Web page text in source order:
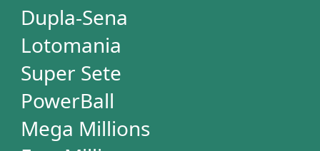
Idioma
Dúvidas
Termos de Uso
Privacidade
Fale conosco